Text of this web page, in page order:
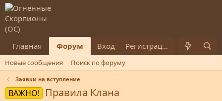
Главная Форум Что нового Пользователи
Вход Регистрация
Новые сообщения Поиск по форуму
Заявки на вступление
ВАЖНО! Правила Клана